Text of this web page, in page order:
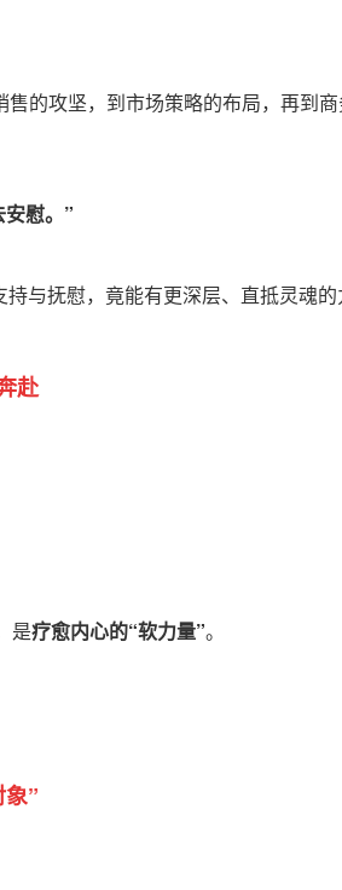
售的攻坚，到市场策略的布局，再到
慰。 ”
持与抚慰，竟能有更深层、直抵灵魂
赴
是疗愈内心的“软力量”。
”